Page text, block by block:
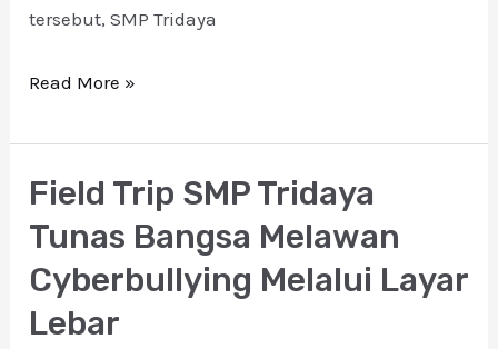
tersebut, SMP Tridaya
Read More »
Field Trip SMP Tridaya
Tunas Bangsa Melawan
Cyberbullying Melalui Layar
Lebar
Field
Trip
Tridaya
Tunas